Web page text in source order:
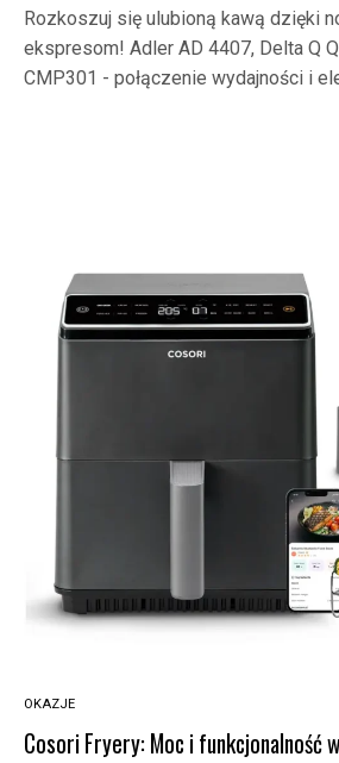
Rozkoszuj się ulubioną kawą dzięki
ekspresom! Adler AD 4407, Delta Q
CMP301 - połączenie wydajności i
OKAZJE
Cosori Fryery: Moc i funkcjonalność